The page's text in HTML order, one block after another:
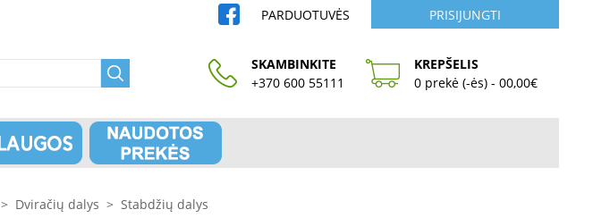
PARDUOTUVĖS PRISIJUNGTI
SKAMBINKITE
+370 600 55111
KREPŠELIS
0 prekė (-ės) - 00,00€
> Dviračių dalys > Stabdžių dalys